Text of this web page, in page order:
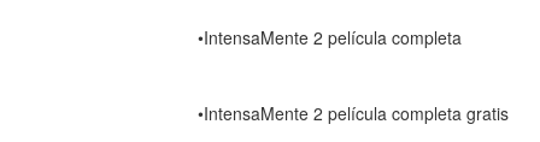
•IntensaMente 2 película completa
•IntensaMente 2 película completa gratis